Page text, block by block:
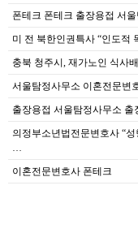
폰테크 폰테크 출장용접 서
미 전 북한인권특사 “인도적
충북 청주시, 재가노인 식사
서울탐정사무소 이혼전문변
출장용접 서울탐정사무소 출
의정부소년법전문변호사 “
…
이혼전문변호사 폰테크